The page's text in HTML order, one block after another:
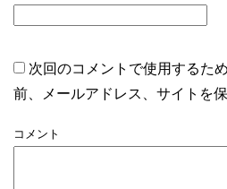
次回のコメントで使用するた
前、メールアドレス、サイトを保
コメント